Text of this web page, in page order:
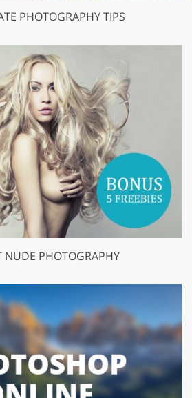
PHOTOGRAPHY TIPS
NUDE PHOTOGRAPHY